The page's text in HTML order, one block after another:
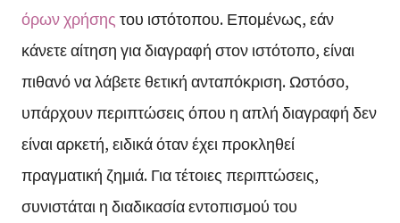
όρων χρήσηςτου ιστότοπου. Επομένως, εάν
κάνετε αίτηση για διαγραφή στον ιστότοπο, είναι
πιθανό να λάβετε θετική ανταπόκριση. Ωστόσο,
υπάρχουν περιπτώσεις όπου η απλή διαγραφή δεν
είναι αρκετή, ειδικά όταν έχει προκληθεί
πραγματική ζημιά. Για τέτοιες περιπτώσεις,
συνιστάται η διαδικασία εντοπισμού του